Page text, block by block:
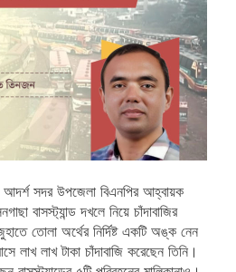
আদর্শ সদর উপজেলা বিএনপির আহ্বায়ক
বাসস্ট্যান্ড দখলে নিয়ে চাঁদাবাজির
তোলা অর্থের নির্দিষ্ট একটি অঙ্ক নেন
লাখ লাখ টাকা চাঁদাবাজি করেছেন তিনি।